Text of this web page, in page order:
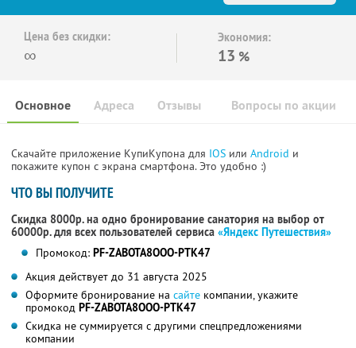
Цена без скидки:
∞
Экономия:
13 %
Основное Отзывы Вопросы по акции
Адреса
Скачайте приложение КупиКупона для IOS или Android и
покажите купон с экрана смартфона. Это удобно :)
ЧТО ВЫ ПОЛУЧИТЕ
Скидка 8000р. на одно бронирование санатория на выбор от
60000р. для всех пользователей сервиса «Яндекс Путешествия»
Промокод: PF-ZABOTA8OOO-PTK47
Акция действует до 31 августа 2025
Оформите бронирование на сайте компании, укажите
промокод PF-ZABOTA8OOO-PTK47
Скидка не суммируется с другими спецпредложениями
компании